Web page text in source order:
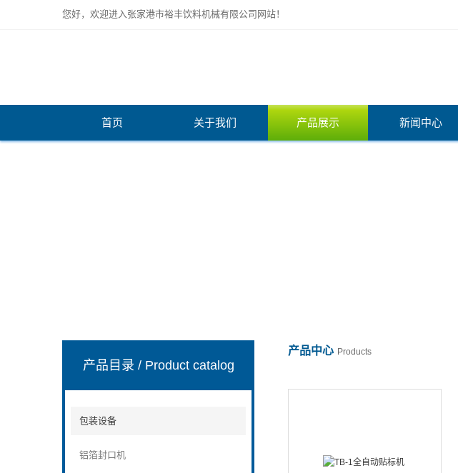
您好，欢迎进入张家港市裕丰饮料机械有限公司网站！
首页 关于我们 产品展示 新闻中心
产品目录 / Product catalog
包装设备
铝箔封口机
产品中心 Products